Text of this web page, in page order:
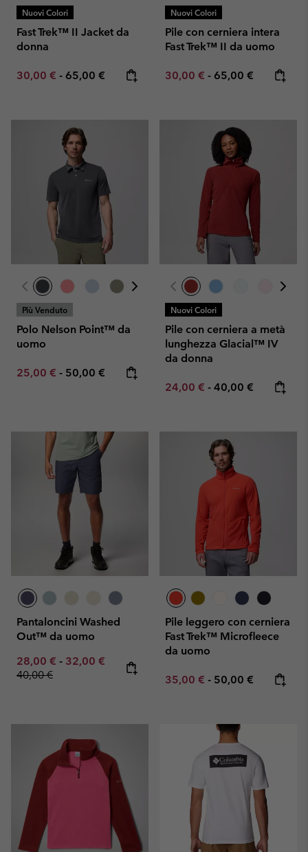
Nuovi Colori
Fast Trek™ II Jacket da
donna
Minimum sale price:
30,00 € - Maximum price:
65,00 €
Nuovi Colori
Pile con cerniera intera
Fast Trek™ II da uomo
Minimum sale price:
30,00 € - Maximum price:
65,00 €
Più Venduto
Polo Nelson Point™ da
uomo
Minimum sale price:
25,00 € - Maximum price:
50,00 €
Nuovi Colori
Pile con cerniera a metà
lunghezza Glacial™ IV
da donna
Minimum sale price:
24,00 € - Maximum price:
40,00 €
Pantaloncini Washed
Out™ da uomo
Minimum sale price:
28,00 € - Maximum sale price:
32,00 € Regular price:
40,00 €
Pile leggero con cerniera
Fast Trek™ Microfleece
da uomo
Minimum sale price:
35,00 € - Maximum price:
50,00 €